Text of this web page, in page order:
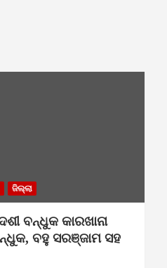
ଜିଲ୍ଲା
ବନ୍ଧୁକ କାରଖାନା
ବହୁ ସରଞ୍ଜାମ ସହ